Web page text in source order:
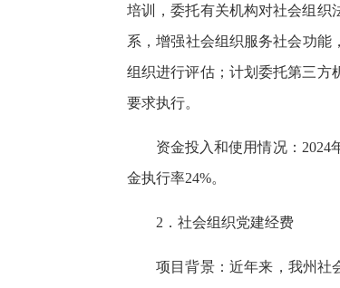
培训，委托有关机构对社会组织
系，增强社会组织服务社会功能
组织进行评估；计划委托第三方
要求执行。
资金投入和使用情况：2024
金执行率24%。
2．社会组织党建经费
项目背景：近年来，我州社